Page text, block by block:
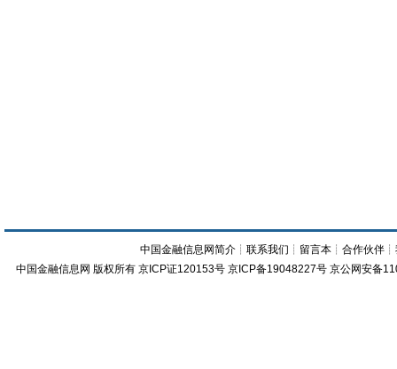
中国金融信息网简介 ┊联系我们 ┊ 留言本 ┊合作伙伴 ┊
中国金融信息网 版权所有 京ICP证120153号 京ICP备19048227号 京公网安备